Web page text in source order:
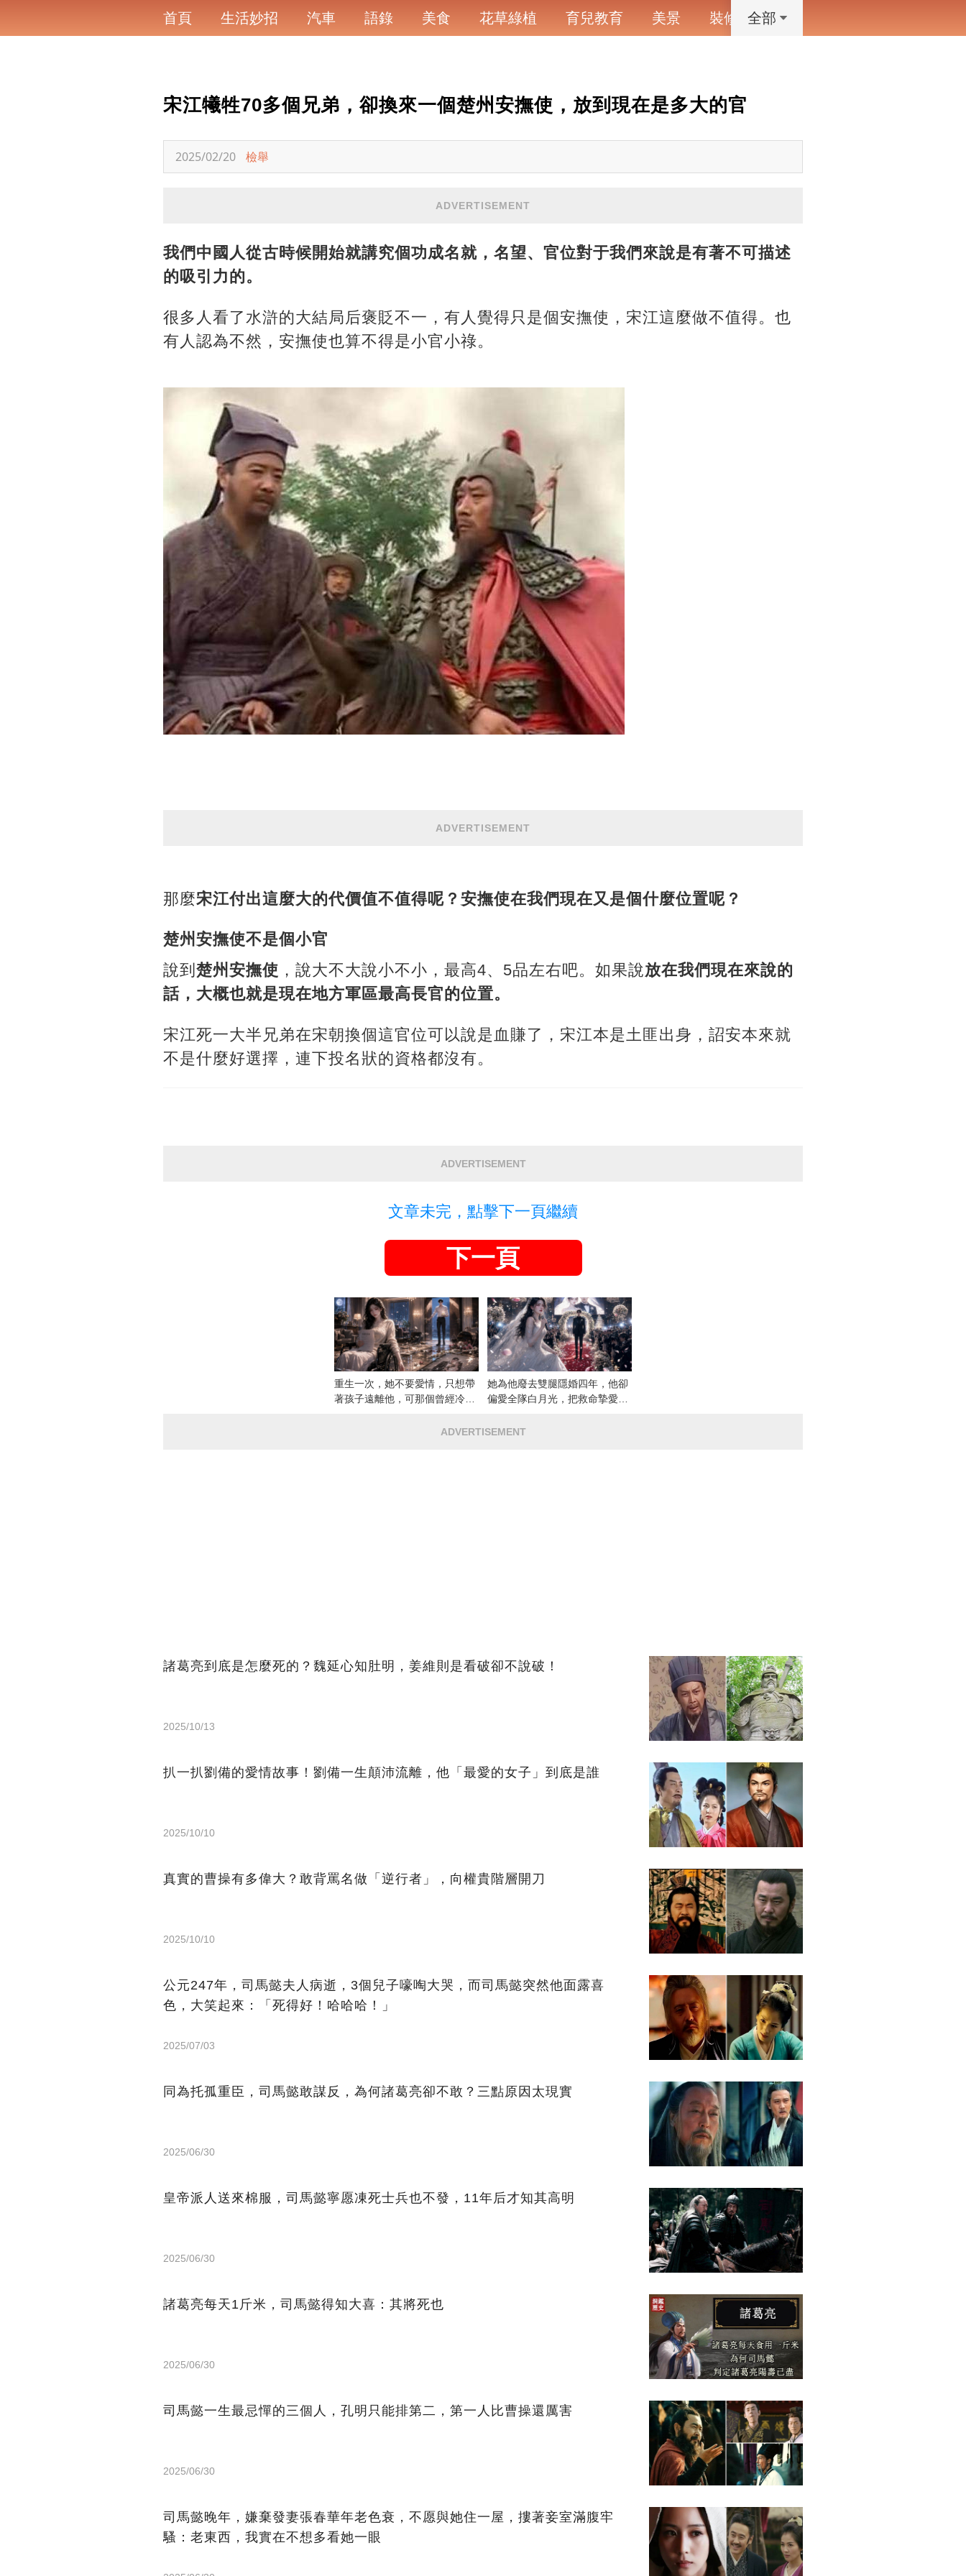
首頁 生活妙招 汽車 語錄 美食 花草綠植 育兒教育 美景 裝修 寵物
全部
宋江犧牲70多個兄弟，卻換來一個楚州安撫使，放到現在是多大的官
2025/02/20 檢舉
ADVERTISEMENT
我們中國人從古時候開始就講究個功成名就，名望、官位對于我們來說是有著不可描述
的吸引力的。
很多人看了水滸的大結局后褒貶不一，有人覺得只是個安撫使，宋江這麼做不值得。也
有人認為不然，安撫使也算不得是小官小祿。
ADVERTISEMENT
那麼宋江付出這麼大的代價值不值得呢？安撫使在我們現在又是個什麼位置呢？
楚州安撫使不是個小官
說到 楚州安撫使 ，說大不大說小不小，最高4、5品左右吧。如果說放在我們現在來說的
話，大概也就是現在地方軍區最高長官的位置。
宋江死一大半兄弟在宋朝換個這官位可以說是血賺了，宋江本是土匪出身，詔安本來就
不是什麼好選擇，連下投名狀的資格都沒有。
ADVERTISEMENT
文章未完，點擊下一頁繼續
下一頁
重生一次，她不要愛情，只想帶
著孩子遠離他，可那個曾經冷漠
她為他廢去雙腿隱婚四年，他卻
偏愛全隊白月光，把救命摯愛當
ADVERTISEMENT
諸葛亮到底是怎麼死的？魏延心知肚明，姜維則是看破卻不說破！
2025/10/13
扒一扒劉備的愛情故事！劉備一生顛沛流離，他「最愛的女子」到底是誰
2025/10/10
真實的曹操有多偉大？敢背罵名做「逆行者」，向權貴階層開刀
2025/10/10
公元247年，司馬懿夫人病逝，3個兒子嚎啕大哭，而司馬懿突然他面露喜
色，大笑起來：「死得好！哈哈哈！」
2025/07/03
同為托孤重臣，司馬懿敢謀反，為何諸葛亮卻不敢？三點原因太現實
2025/06/30
皇帝派人送來棉服，司馬懿寧愿凍死士兵也不發，11年后才知其高明
2025/06/30
諸葛亮每天1斤米，司馬懿得知大喜：其將死也
2025/06/30
司馬懿一生最忌憚的三個人，孔明只能排第二，第一人比曹操還厲害
2025/06/30
司馬懿晚年，嫌棄發妻張春華年老色衰，不愿與她住一屋，摟著妾室滿腹牢
騷：老東西，我實在不想多看她一眼